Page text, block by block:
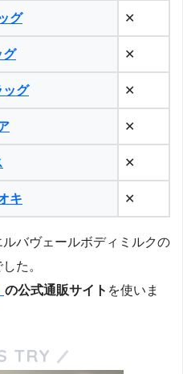
グ ✕
グ ✕
ッグ ✕
✕
✕
キ ✕
バヴェールボディミルクの
た。
の公式通販サイト を使いま
TRY